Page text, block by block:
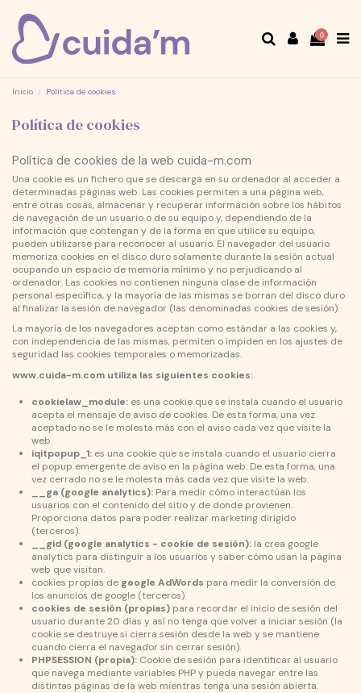
0
Inicio Política de cookies
Política de cookies
Política de cookies de la web cuida-m.com
Una cookie es un fichero que se descarga en su ordenador al acceder a
determinadas páginas web. Las cookies permiten a una página web,
entre otras cosas, almacenar y recuperar información sobre los hábitos
de navegación de un usuario o de su equipo y, dependiendo de la
información que contengan y de la forma en que utilice su equipo,
pueden utilizarse para reconocer al usuario. El navegador del usuario
memoriza cookies en el disco duro solamente durante la sesión actual
ocupando un espacio de memoria mínimo y no perjudicando al
ordenador. Las cookies no contienen ninguna clase de información
personal específica, y la mayoría de las mismas se borran del disco duro
al finalizar la sesión de navegador (las denominadas cookies de sesión).
La mayoría de los navegadores aceptan como estándar a las cookies y,
con independencia de las mismas, permiten o impiden en los ajustes de
seguridad las cookies temporales o memorizadas.
www.cuida-m.com utiliza las siguientes cookies:
cookielaw_module: es una cookie que se instala cuando el usuario
acepta el mensaje de aviso de cookies. De esta forma, una vez
aceptado no se le molesta más con el aviso cada vez que visite la
web.
iqitpopup_1: es una cookie que se instala cuando el usuario cierra
el popup emergente de aviso en la página web. De esta forma, una
vez cerrado no se le molesta más cada vez que visite la web.
__ga (google analytics): Para medir cómo interactúan los
usuarios con el contenido del sitio y de donde provienen.
Proporciona datos para poder realizar marketing dirigido
(terceros).
__gid (google analytics - cookie de sesión): la crea google
analytics para distinguir a los usuarios y saber cómo usan la página
web que visitan.
cookies propias de google AdWords para medir la conversión de
los anuncios de google (terceros).
cookies de sesión (propias) para recordar el inicio de sesión del
usuario durante 20 días y así no tenga que volver a iniciar sesión (la
cookie se destruye si cierra sesión desde la web y se mantiene
cuando cierra el navegador sin cerrar sesión).
PHPSESSION (propia): Cookie de sesión para identificar al usuario
que navega mediante variables PHP y pueda navegar entre las
distintas páginas de la web mientras tenga una sesión abierta.